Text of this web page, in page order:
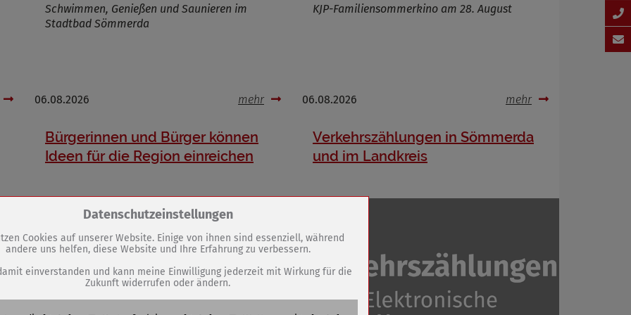
Schwimmen, Genießen und Saunieren im
Stadtbad Sömmerda
06.08.2026 mehr
KJP-Familiensommerkino am 28. August
06.08.2026 mehr
Bürgerinnen und Bürger können
Ideen für die Region einreichen
Verkehrszählungen in Sömmerda
und im Landkreis
Zum Betrieb der Seite notwendige Cookies / Drittanbieter:
PHP Session Cookie
Eigentümer dieser Website (Wenko-Wenselaar GmbH & Co. KG)
Absicherung Kontaktformular / SPAM Schutz
PHPSESSID, fe_typo_user
Datenschutzeinstellungen
Cookies auf unserer Website. Einige von ihnen sind essenziell, während
andere uns helfen, diese Website und Ihre Erfahrung zu verbessern.
einverstanden und kann meine Einwilligung jederzeit mit Wirkung für die
Zukunft widerrufen oder ändern.